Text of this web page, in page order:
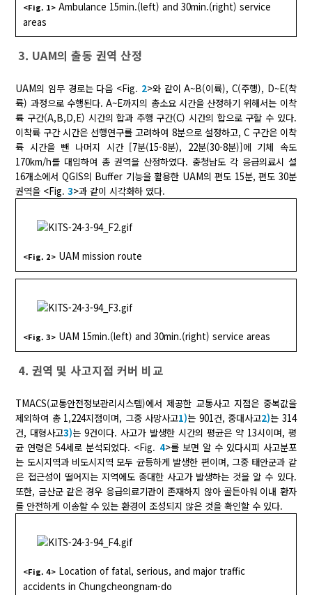
<Fig. 1> Ambulance 15min.(left) and 30min.(right) service
areas
3. UAM의 출동 권역 산정
UAM의 임무 경로는 다음 <Fig. 2>와 같이 A~B(이륙), C(주행), D~E(착
륙) 과정으로 수행된다. A~E까지의 총소요 시간을 산정하기 위해서는 이착
륙 구간(A,B,D,E) 시간의 합과 주행 구간(C) 시간의 합으로 구할 수 있다.
이착륙 구간 시간은 선행연구를 고려하여 8분으로 설정하고, C 구간은 이착
륙 시간을 뺀 나머지 시간 [7분(15-8분), 22분(30-8분)]에 기체 속도
170km/h를 대입하여 총 권역을 산정하였다. 충청남도 각 응급의료시 설
16개소에서 QGIS의 Buffer 기능을 활용한 UAM의 편도 15분, 편도 30분
권역을 <Fig.3>과 같이 시각화하 였다.
<Fig. 2> UAM mission route
<Fig. 3> UAM 15min.(left) and 30min.(right) service areas
4. 권역 및 사고지점 커버 비교
TMACS(교통안전정보관리시스템)에서 제공한 교통사고 지점은 중복값을
제외하여 총 1,224지점이며, 그중 사망사고1)는 901건, 중대사고2)는 314
건, 대형사고3)는 9건이다. 사고가 발생한 시간의 평균은 약 13시이며, 평
균 연령은 54세로 분석되었다. <Fig. 4>를 보면 알 수 있다시피 사고분포
는 도시지역과 비도시지역 모두 균등하게 발생한 편이며, 그중 태안군과 같
은 접근성이 떨어지는 지역에도 중대한 사고가 발생하는 것을 알 수 있다.
또한, 금산군 같은 경우 응급의료기관이 존재하지 않아 골든아워 이내 환자
를 안전하게 이송할 수 있는 환경이 조성되지 않은 것을 확인할 수 있다.
<Fig. 4> Location of fatal, serious, and major traffic
accidents in Chungcheongnam-do